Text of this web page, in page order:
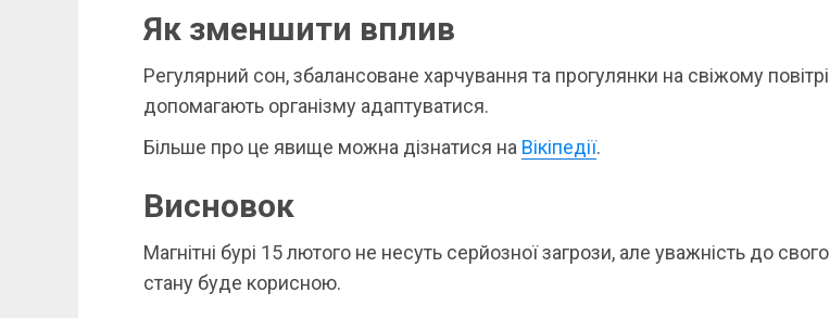
Як зменшити вплив
Регулярний сон, збалансоване харчування та прогулянки на свіжому повітрі
допомагають організму адаптуватися.
Більше про це явище можна дізнатися на Вікіпедії.
Висновок
Магнітні бурі 15 лютого не несуть серйозної загрози, але уважність до свого
стану буде корисною.